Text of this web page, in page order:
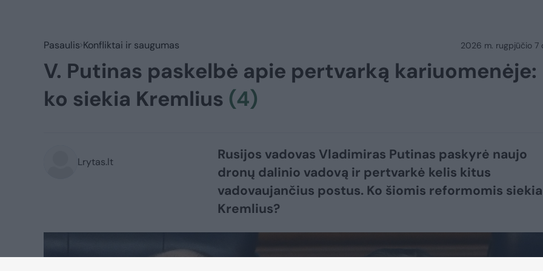
Pasaulis Konfliktai ir saugumas 2026 m. rugpjūčio 7
V. Putinas paskelbė apie pertvarką kariuomenėje:
ko siekia Kremlius (4)
Lrytas.lt
Rusijos vadovas Vladimiras Putinas paskyrė naujo
dronų dalinio vadovą ir pertvarkė kelis kitus
vadovaujančius postus. Ko šiomis reformomis siekia
Kremlius?